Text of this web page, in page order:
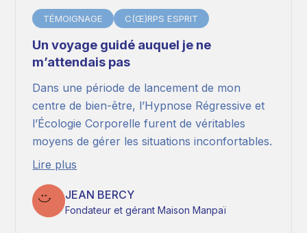
TÉMOIGNAGE C(Œ)RPS ESPRIT
Un voyage guidé auquel je ne
m’attendais pas
Dans une période de lancement de mon
centre de bien-être, l’Hypnose Régressive et
l’Écologie Corporelle furent de véritables
moyens de gérer les situations inconfortables.
Lire plus
JEAN BERCY
Fondateur et gérant Maison Manpaï